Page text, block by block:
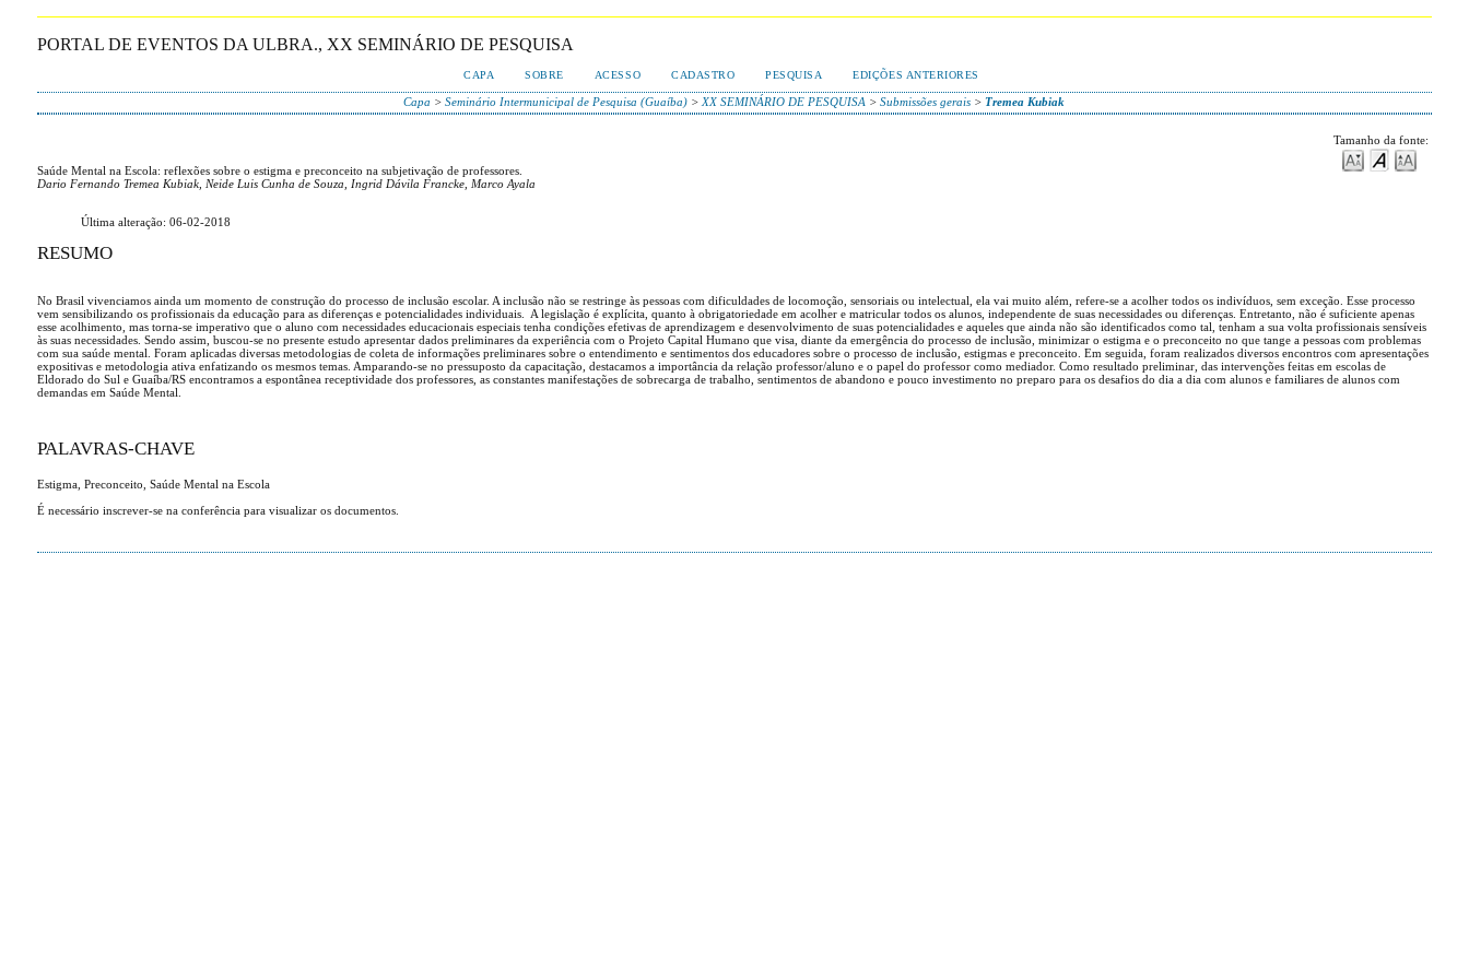
PORTAL DE EVENTOS DA ULBRA., XX SEMINÁRIO DE PESQUISA
CAPA SOBRE ACESSO CADASTRO PESQUISA EDIÇÕES ANTERIORES
Capa >Seminário Intermunicipal de Pesquisa (Guaíba) > XX SEMINÁRIO DE PESQUISA >Submissões gerais >Tremea Kubiak
Tamanho da fonte:
Saúde Mental na Escola: reflexões sobre o estigma e preconceito na subjetivação de professores.
Dario Fernando Tremea Kubiak, Neide Luis Cunha de Souza, Ingrid Dávila Francke, Marco Ayala
Última alteração: 06-02-2018
RESUMO
No Brasil vivenciamos ainda um momento de construção do processo de inclusão escolar. A inclusão não se restringe às pessoas com dificuldades de locomoção, sensoriais ou intelectual, ela vai muito além, refere-se a acolher todos os indivíduos, sem exceção. Esse processo
vem sensibilizando os profissionais da educação para as diferenças e potencialidades individuais. A legislação é explícita, quanto à obrigatoriedade em acolher e matricular todos os alunos, independente de suas necessidades ou diferenças. Entretanto, não é suficiente apenas
esse acolhimento, mas torna-se imperativo que o aluno com necessidades educacionais especiais tenha condições efetivas de aprendizagem e desenvolvimento de suas potencialidades e aqueles que ainda não são identificados como tal, tenham a sua volta profissionais sensíveis
às suas necessidades. Sendo assim, buscou-se no presente estudo apresentar dados preliminares da experiência com o Projeto Capital Humano que visa, diante da emergência do processo de inclusão, minimizar o estigma e o preconceito no que tange a pessoas com problemas
com sua saúde mental. Foram aplicadas diversas metodologias de coleta de informações preliminares sobre o entendimento e sentimentos dos educadores sobre o processo de inclusão, estigmas e preconceito. Em seguida, foram realizados diversos encontros com apresentações
expositivas e metodologia ativa enfatizando os mesmos temas. Amparando-se no pressuposto da capacitação, destacamos a importância da relação professor/aluno e o papel do professor como mediador. Como resultado preliminar, das intervenções feitas em escolas de
Eldorado do Sul e Guaíba/RS encontramos a espontânea receptividade dos professores, as constantes manifestações de sobrecarga de trabalho, sentimentos de abandono e pouco investimento no preparo para os desafios do dia a dia com alunos e familiares de alunos com
demandas em Saúde Mental.
PALAVRAS-CHAVE
Estigma, Preconceito, Saúde Mental na Escola
É necessário inscrever-se na conferência para visualizar os documentos.